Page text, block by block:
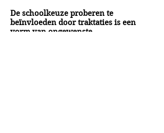
De schoolkeuze proberen te
beïnvloeden door traktaties is een
vorm van ongewenste